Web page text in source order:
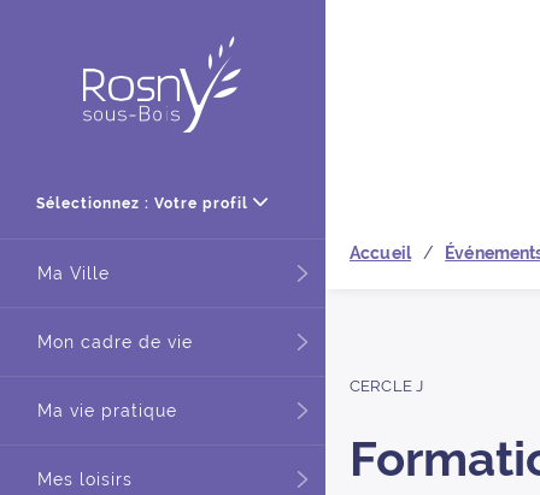
Retour
Sélectionnez : Votre profil
Ma Ville
Mon cadre de vie
Ma vie pratique
Mes loisirs
Accueil
CERCLE J